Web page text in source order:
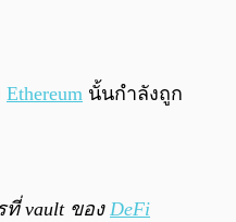
0:00 / 0:00
Ethereum นั้นกำลังถูก
vault ของ DeFi